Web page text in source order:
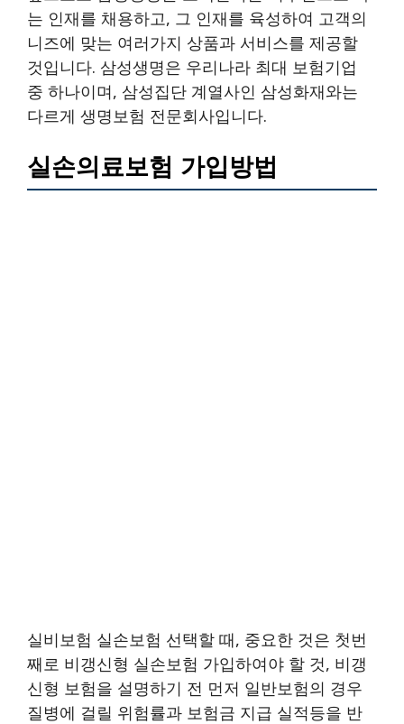
는 인재를 채용하고, 그 인재를 육성하여 고객의
니즈에 맞는 여러가지 상품과 서비스를 제공할
것입니다. 삼성생명은 우리나라 최대 보험기업
중 하나이며, 삼성집단 계열사인 삼성화재와는
다르게 생명보험 전문회사입니다.
실손의료보험 가입방법
실비보험 실손보험 선택할 때, 중요한 것은 첫번
째로 비갱신형 실손보험 가입하여야 할 것, 비갱
신형 보험을 설명하기 전 먼저 일반보험의 경우
질병에 걸릴 위험률과 보험금 지급 실적등을 반